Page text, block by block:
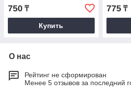
750 ₸
Купить
775₸
О нас
Рейтинг не сформирован
Менее 5 отзывов за последний